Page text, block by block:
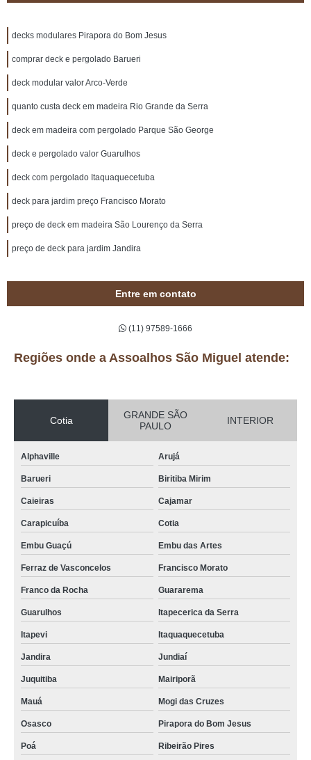
decks modulares Pirapora do Bom Jesus
comprar deck e pergolado Barueri
deck modular valor Arco-Verde
quanto custa deck em madeira Rio Grande da Serra
deck em madeira com pergolado Parque São George
deck e pergolado valor Guarulhos
deck com pergolado Itaquaquecetuba
deck para jardim preço Francisco Morato
preço de deck em madeira São Lourenço da Serra
preço de deck para jardim Jandira
Entre em contato
(11) 97589-1666
Regiões onde a Assoalhos São Miguel atende:
Cotia
GRANDE SÃO
PAULO
INTERIOR
Alphaville Arujá
Barueri Biritiba Mirim
Caieiras Cajamar
Carapicuíba Cotia
Embu Guaçú Embu das Artes
Ferraz de Vasconcelos Francisco Morato
Franco da Rocha Guararema
Guarulhos Itapecerica da Serra
Itapevi Itaquaquecetuba
Jandira Jundiaí
Juquitiba Mairiporã
Mauá Mogi das Cruzes
Osasco Pirapora do Bom Jesus
Poá Ribeirão Pires